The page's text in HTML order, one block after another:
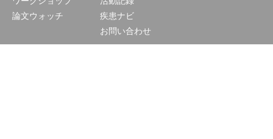
論文ウォッチ
疾患ナビ
お問い合わせ